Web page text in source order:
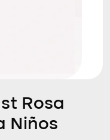
Rosa
Niños